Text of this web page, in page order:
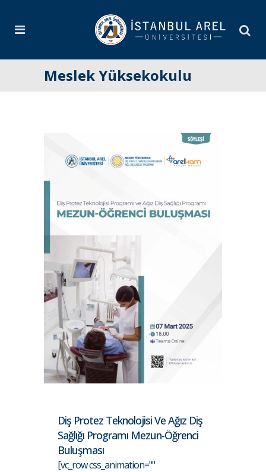
Meslek Yüksekokulu
Diş Protez Teknolojisi Ve Ağız Diş
Sağlığı Programı Mezun-Öğrenci
Buluşması
[vc_row css_animation=""